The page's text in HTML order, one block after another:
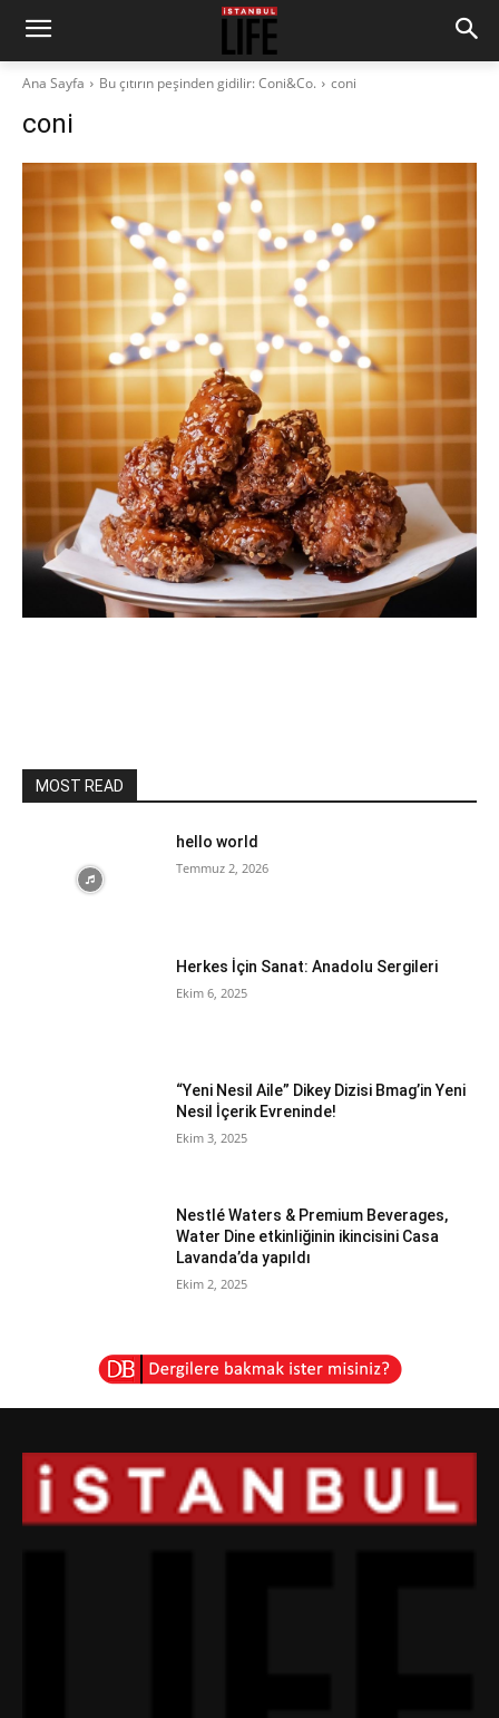
Ana Sayfa Bu çıtırın peşinden gidilir: Coni&Co. coni
coni
MOST READ
hello world
Temmuz 2, 2026
Herkes İçin Sanat: Anadolu Sergileri
Ekim 6, 2025
“Yeni Nesil Aile” Dikey Dizisi Bmag’in Yeni
Nesil İçerik Evreninde!
Ekim 3, 2025
Nestlé Waters & Premium Beverages,
Water Dine etkinliğinin ikincisini Casa
Lavanda’da yapıldı
Ekim 2, 2025